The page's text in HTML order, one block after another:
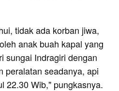
tidak ada korban jiwa,
anak buah kapal yang
sungai Indragiri dengan
peralatan seadanya, api
22.30 Wib," pungkasnya.